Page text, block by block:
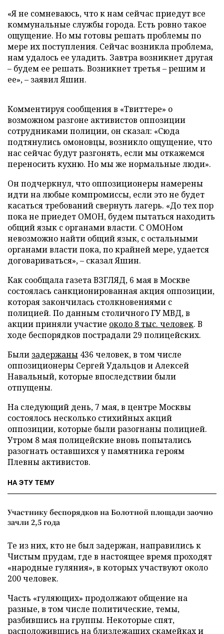
«Я не сомневаюсь, что к нам сейчас приедут все
коммунальные службы города. Есть ровно такое
ощущение. Но мы готовы решать проблемы по
мере их поступления. Сейчас возникла проблема,
нам удалось ее уладить. Завтра возникнет другая
– будем ее решать. Возникнет третья – решим и
ее», – заявил Яшин.
Комментируя сообщения в «Твиттере» о
возможном разгоне активистов оппозиции
сотрудниками полиции, он сказал: «Сюда
подтянулись омоновцы, возникло ощущение, что
нас сейчас будут разгонять, если мы откажемся
переносить кухню. Но мы же нормальные люди».
Он подчеркнул, что оппозиционеры намерены
идти на любые компромиссы, если это не будет
касаться требований свернуть лагерь. «До тех пор
пока не приедет ОМОН, будем пытаться находить
общий язык с органами власти. С ОМОНом
невозможно найти общий язык, с остальными
органами власти пока, по крайней мере, удается
договариваться», – сказал Яшин.
Как сообщала газета ВЗГЛЯД, 6 мая в Москве
состоялась санкционированная акция оппозиции,
которая закончилась столкновениями с
полицией. По данным столичного ГУ МВД, в
акции приняли участие около 8 тыс. человек. В
ходе беспорядков пострадали 29 полицейских.
Были задержаны 436 человек, в том числе
оппозиционеры Сергей Удальцов и Алексей
Навальный, которые впоследствии были
отпущены.
На следующий день, 7 мая, в центре Москвы
состоялось несколько стихийных акций
оппозиции, которые были разогнаны полицией.
Утром 8 мая полицейские вновь попытались
разогнать оставшихся у памятника героям
Плевны активистов.
НА ЭТУ ТЕМУ
Участнику беспорядков на Болотной площади заочно
зачли 2,5 года
Те из них, кто не был задержан, направились к
Чистым прудам, где в настоящее время проходят
«народные гуляния», в которых участвуют около
200 человек.
Часть «гуляющих» продолжают общение на
разные, в том числе политические, темы,
разбившись на группы. Некоторые спят,
расположившись на близлежащих скамейках и